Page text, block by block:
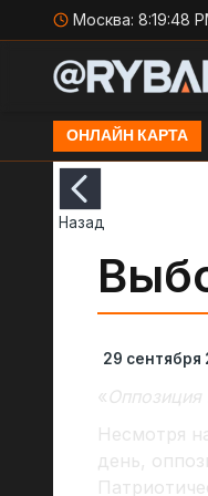
Москва: 8:19:49
ОНЛАЙН КАРТА
ВСУ в Орехове
Назад
29 сентября
« Оппозиция
Несмотря
день,